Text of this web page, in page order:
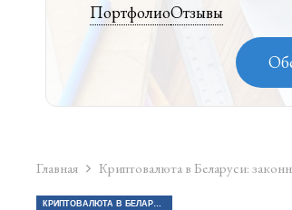
ПортфолиоОтзывы
Главная Криптовалюта в Беларуси:
КРИПТОВАЛЮТА В БЕЛАРУСИ: ЗАКОННО ЛИ ПОКУПАТЬ, ПРОДАВАТЬ КРИПТУ?